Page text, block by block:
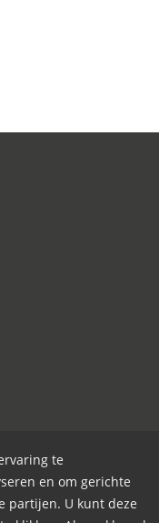
te
en om gerichte
partijen. U kunt deze